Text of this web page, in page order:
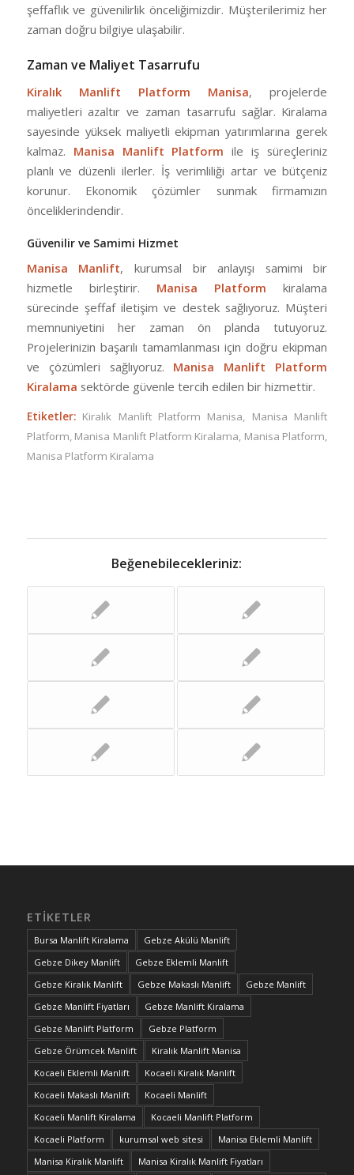
şeffaflık ve güvenilirlik önceliğimizdir. Müşterilerimiz her
zaman doğru bilgiye ulaşabilir.
Zaman ve Maliyet Tasarrufu
Kiralık Manlift Platform Manisa, projelerde
maliyetleri azaltır ve zaman tasarrufu sağlar. Kiralama
sayesinde yüksek maliyetli ekipman yatırımlarına gerek
kalmaz. Manisa Manlift Platform ile iş süreçleriniz
planlı ve düzenli ilerler. İş verimliliği artar ve bütçeniz
korunur. Ekonomik çözümler sunmak firmamızın
önceliklerindendir.
Güvenilir ve Samimi Hizmet
Manisa Manlift, kurumsal bir anlayışı samimi bir
hizmetle birleştirir. Manisa Platform kiralama
sürecinde şeffaf iletişim ve destek sağlıyoruz. Müşteri
memnuniyetini her zaman ön planda tutuyoruz.
Projelerinizin başarılı tamamlanması için doğru ekipman
ve çözümleri sağlıyoruz. Manisa Manlift Platform
Kiralama sektörde güvenle tercih edilen bir hizmettir.
Etiketler: Kiralık Manlift Platform Manisa, Manisa Manlift
Platform, Manisa Manlift Platform Kiralama, Manisa Platform,
Manisa Platform Kiralama
Beğenebilecekleriniz:
ETIKETLER
Bursa Manlift Kiralama
Gebze Akülü Manlift
Gebze Dikey Manlift
Gebze Eklemli Manlift
Gebze Kiralık Manlift
Gebze Makaslı Manlift
Gebze Manlift
Gebze Manlift Fiyatları
Gebze Manlift Kiralama
Gebze Manlift Platform
Gebze Platform
Gebze Örümcek Manlift
Kiralık Manlift Manisa
Kocaeli Eklemli Manlift
Kocaeli Kiralık Manlift
Kocaeli Makaslı Manlift
Kocaeli Manlift
Kocaeli Manlift Kiralama
Kocaeli Manlift Platform
Kocaeli Platform
kurumsal web sitesi
Manisa Eklemli Manlift
Manisa Kiralık Manlift
Manisa Kiralık Manlift Fiyatları